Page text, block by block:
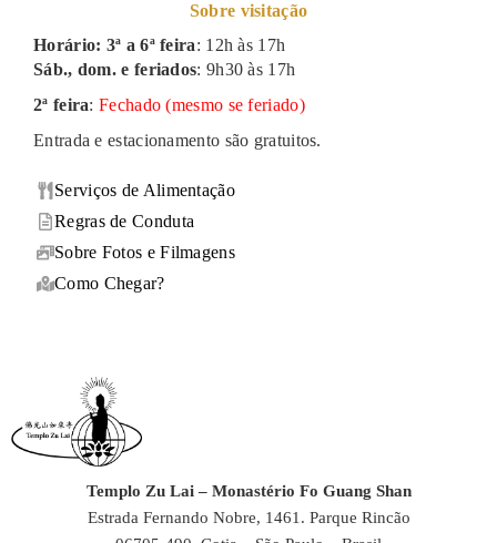
Templo Zu Lai – Monastério Fo Guang Shan
Estrada Fernando Nobre, 1461. Parque Rincão
Sobre visitação
Horário: 3ª a 6ª feira: 12h às 17h
Sáb., dom. e feriados: 9h30 às 17h
2ª feira:Fechado (mesmo se feriado)
Entrada e estacionamento são gratuitos.
Serviços de Alimentação
Regras de Conduta
Sobre Fotos e Filmagens
Como Chegar?